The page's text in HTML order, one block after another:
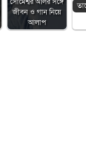
জীবন ও গান নিয়ে
আলাপ